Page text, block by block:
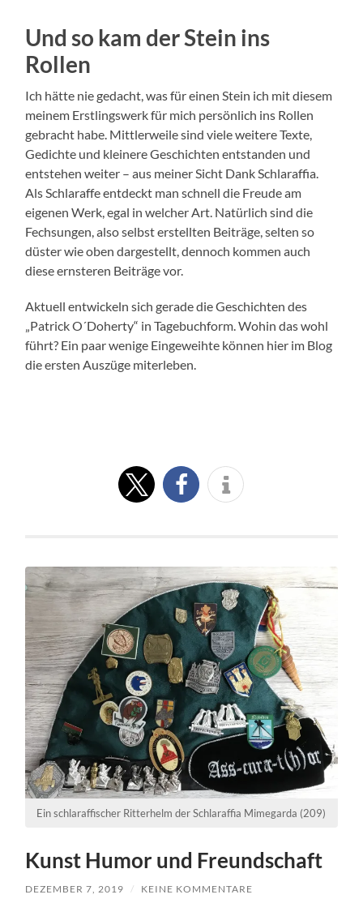
Und so kam der Stein ins
Rollen
Ich hätte nie gedacht, was für einen Stein ich mit diesem
meinem Erstlingswerk für mich persönlich ins Rollen
gebracht habe. Mittlerweile sind viele weitere Texte,
Gedichte und kleinere Geschichten entstanden und
entstehen weiter – aus meiner Sicht Dank Schlaraffia.
Als Schlaraffe entdeckt man schnell die Freude am
eigenen Werk, egal in welcher Art. Natürlich sind die
Fechsungen, also selbst erstellten Beiträge, selten so
düster wie oben dargestellt, dennoch kommen auch
diese ernsteren Beiträge vor.
Aktuell entwickeln sich gerade die Geschichten des
„Patrick O´Doherty“ in Tagebuchform. Wohin das wohl
führt? Ein paar wenige Eingeweihte können hier im Blog
die ersten Auszüge miterleben.
Ein schlaraffischer Ritterhelm der Schlaraffia Mimegarda (209)
Kunst Humor und Freundschaft
DEZEMBER 7, 2019 / KEINE KOMMENTARE